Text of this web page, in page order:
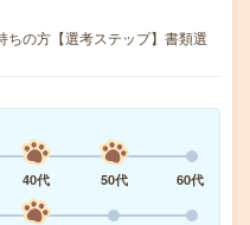
ちの方【選考ステップ】書類選
40代 50代
60代